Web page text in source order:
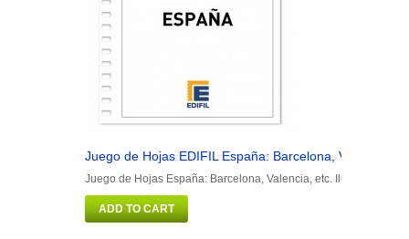
Juego de Hojas EDIFIL España: Barcelona, Valencia,
Juego de Hojas España: Barcelona, Valencia, etc. Ilustrado.
ADD TO CART